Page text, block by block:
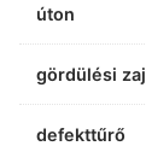
úton
gördülési zaj
defekttűrő